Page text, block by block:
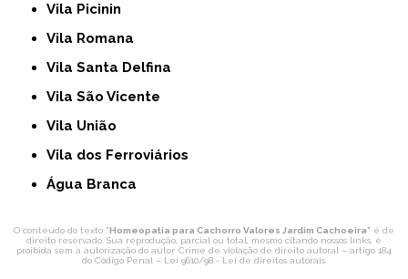
Vila Picinin
Vila Romana
Vila Santa Delfina
Vila São Vicente
Vila União
Vila dos Ferroviários
Água Branca
O conteúdo do texto "Homeopatia para Cachorro Valores Jardim Cachoeira" é de
direito reservado. Sua reprodução, parcial ou total, mesmo citando nossos links, é
proibida sem a autorização do autor. Crime de violação de direito autoral – artigo 184
do Código Penal – Lei 9610/98 - Lei de direitos autorais.